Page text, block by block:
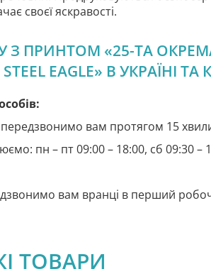
своєї яскравості.
ПРИНТОМ «25-ТА
EAGLE» В УКРАЇНІ ТА
вам протягом 15
пн – пт 09:00 – 18:00, сб 09:30 –
вам вранці в перший
ТОВАРИ